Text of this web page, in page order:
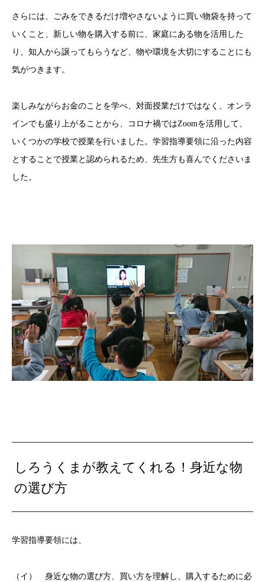
さらには、ごみをできるだけ増やさないように買い物袋を持って
いくこと、新しい物を購入する前に、家庭にある物を活用した
り、知人から譲ってもらうなど、物や環境を大切にすることにも
気がつきます。
楽しみながらお金のことを学べ、対面授業だけではなく、オンラ
インでも盛り上がることから、コロナ禍ではZoomを活用して、
いくつかの学校で授業を行いました。学習指導要領に沿った内容
とすることで授業と認められるため、先生方も喜んでくださいま
した。
しろうくまが教えてくれる！身近な物
の選び方
学習指導要領には、
（イ） 身近な物の選び方、買い方を理解し、購入するために必